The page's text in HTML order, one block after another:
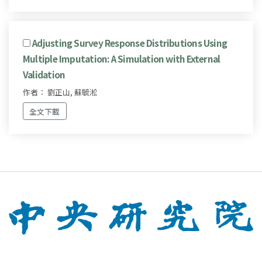
Adjusting Survey Response Distributions Using
Multiple Imputation: A Simulation with External
Validation
作者： 劉正山, 蘇毓淞
全文下載